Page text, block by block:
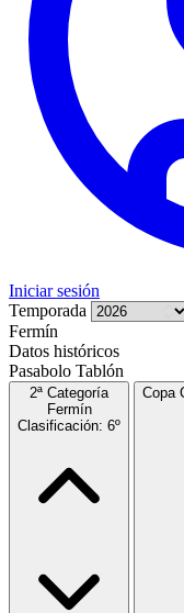
Iniciar sesión
Temporada
Fermín
Datos históricos
Pasabolo Tablón
2ª Categoría
Fermín
Clasificación: 6º
Copa